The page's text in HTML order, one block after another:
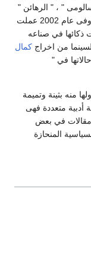
" ، " الرهائن "
، . في سوريا قدمت مسلسلات منها " العبايد " . وفى عام 2002 عملت
في صناعه
من اخراجكمال
في "
بثينة وتميمة
متعددة فهى
في بعض
المنحازة